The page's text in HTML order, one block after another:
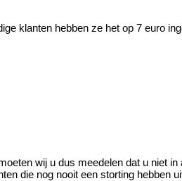
klanten hebben ze het op 7 euro
wij u dus meedelen dat u niet
die nog nooit een storting hebben